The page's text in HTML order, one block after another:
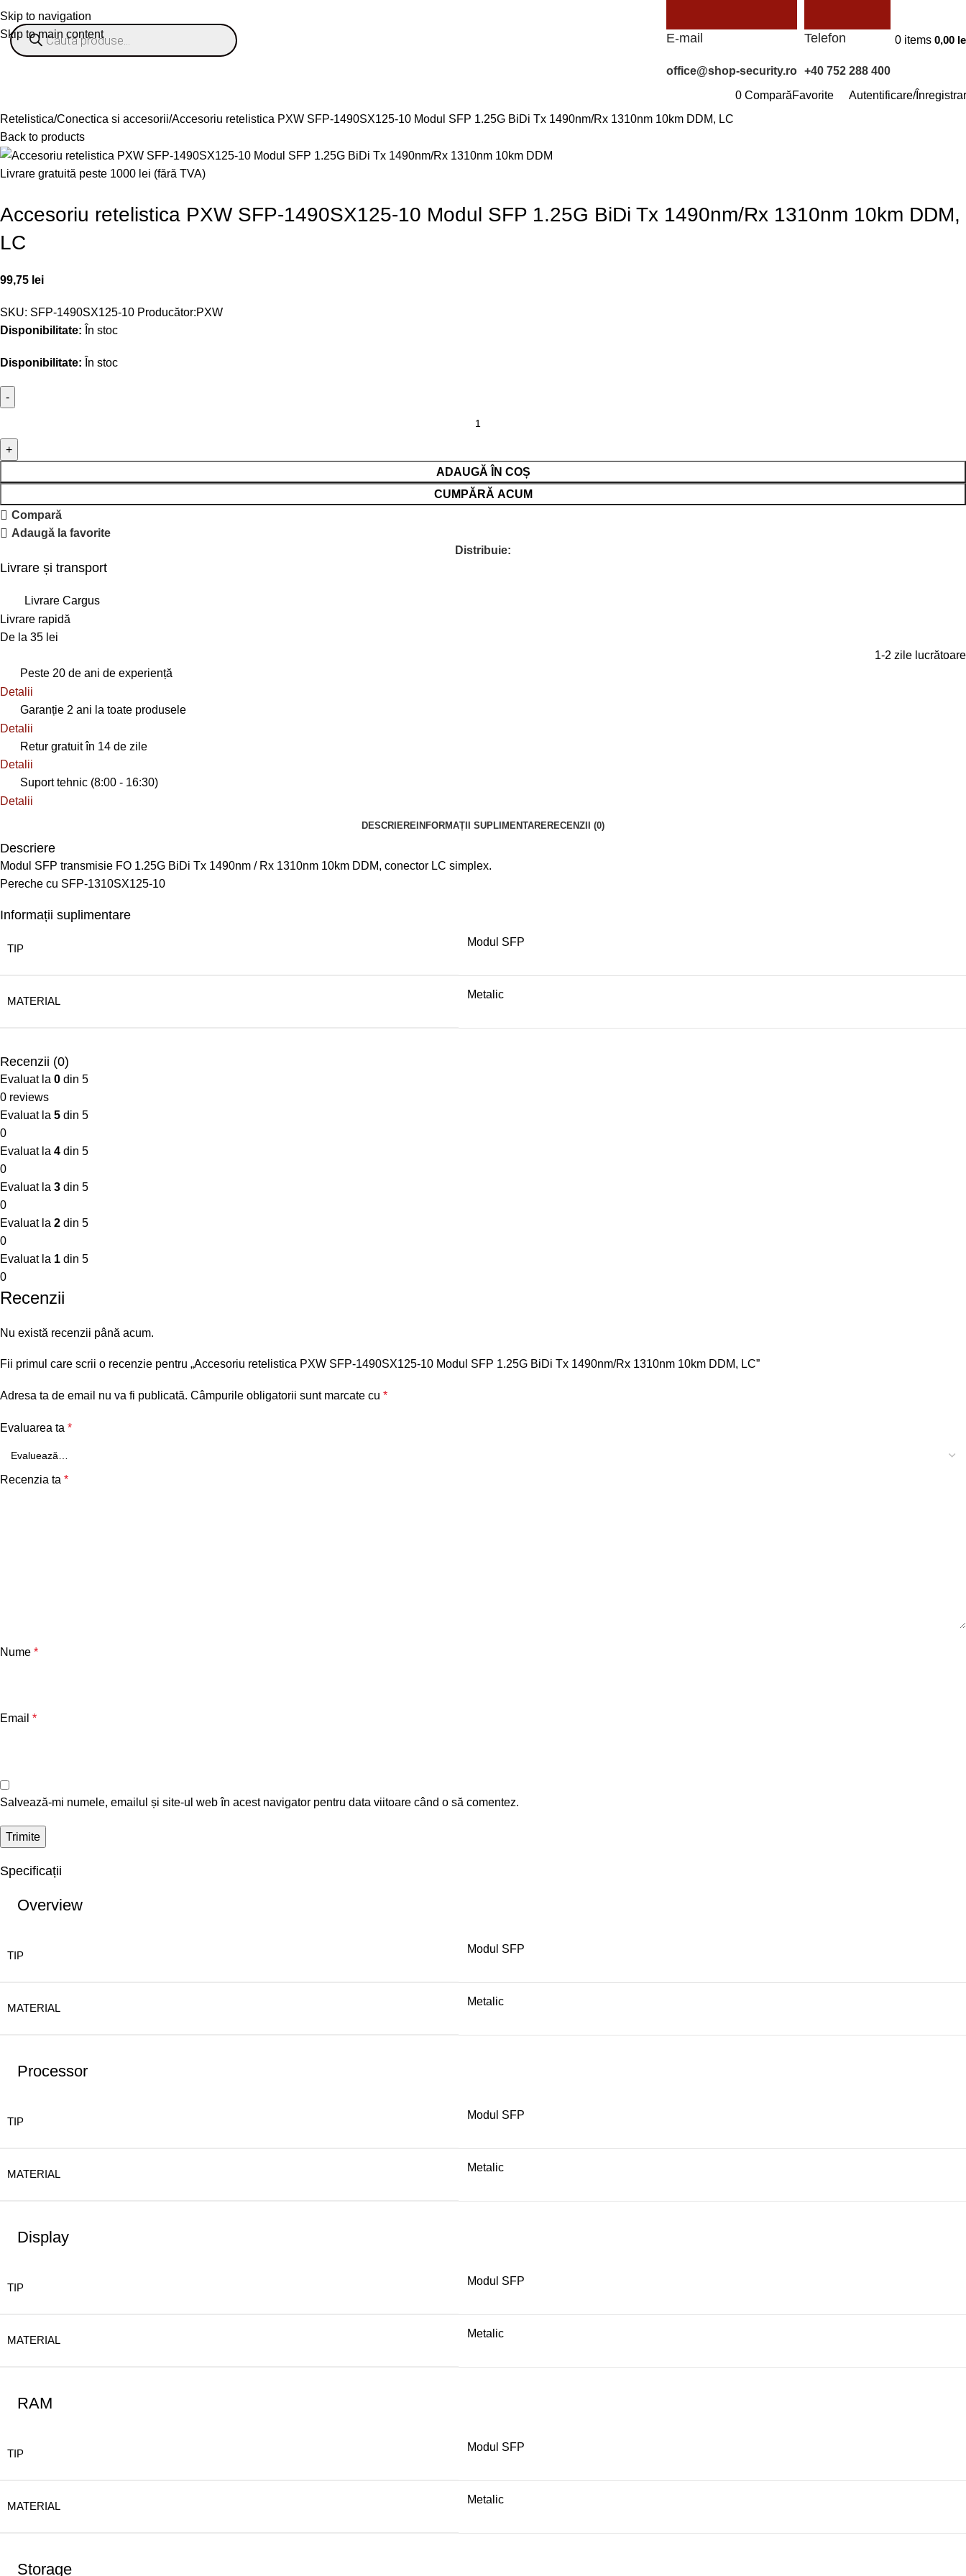
Skip to navigation
Skip to main content
E-mail
office@shop-security.ro
Telefon
+40 752 288 400
0 items 0,00
0 ComparăFavorite
Autentificare/
Retelistica Conectica si accesorii Accesoriu retelistica PXW SFP-1490SX125-10 Modul SFP 1.25G BiDi Tx 1490nm/Rx 1310nm 10km DDM, LC
Back to products
Livrare gratuită peste 1000 lei (fără TVA)
Accesoriu retelistica PXW SFP-1490SX125-10 Modul SFP 1.25G BiDi Tx 1490nm/Rx 1310nm 10km DDM,
LC
99,75 lei
SKU: SFP-1490SX125-10 Producător:PXW
Disponibilitate: În stoc
Disponibilitate: În stoc
ADAUGĂ ÎN COȘ
CUMPĂRĂ ACUM
Compară
Adaugă la favorite
Distribuie:
Livrare și transport
Livrare Cargus
Livrare rapidă
De la 35 lei
1-2 zile lucrătoare
Peste 20 de ani de experiență
Detalii
Garanție 2 ani la toate produsele
Detalii
Retur gratuit în 14 de zile
Detalii
Suport tehnic (8:00 - 16:30)
Detalii
DESCRIEREINFORMAȚII SUPLIMENTARERECENZII (0)
Descriere
Modul SFP transmisie FO 1.25G BiDi Tx 1490nm / Rx 1310nm 10km DDM, conector LC simplex.
Pereche cu SFP-1310SX125-10
Informații suplimentare
TIP
Modul SFP
MATERIAL
Metalic
Recenzii (0)
Evaluat la 0 din 5
0 reviews
Evaluat la 5 din 5
0
Evaluat la 4 din 5
0
Evaluat la 3 din 5
0
Evaluat la 2 din 5
0
Evaluat la 1 din 5
0
Recenzii
Nu există recenzii până acum.
Fii primul care scrii o recenzie pentru „Accesoriu retelistica PXW SFP-1490SX125-10 Modul SFP 1.25G BiDi Tx 1490nm/Rx 1310nm 10km DDM, LC”
Adresa ta de email nu va fi publicată. Câmpurile obligatorii sunt marcate cu *
Evaluarea ta *
Recenzia ta *
Nume *
Email *
Salvează-mi numele, emailul și site-ul web în acest navigator pentru data viitoare când o să comentez.
Specificații
Overview
TIP
Modul SFP
MATERIAL
Metalic
Processor
TIP
Modul SFP
MATERIAL
Metalic
Display
TIP
Modul SFP
MATERIAL
Metalic
RAM
TIP
Modul SFP
MATERIAL
Metalic
Storage